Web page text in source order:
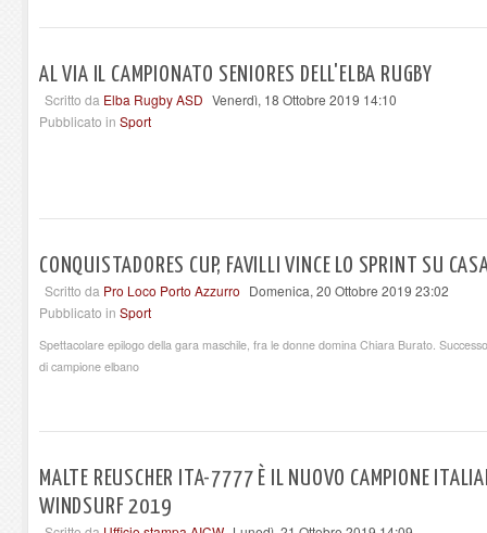
AL VIA IL CAMPIONATO SENIORES DELL'ELBA RUGBY
Scritto da Elba Rugby ASD Venerdì, 18 Ottobre 2019 14:10
Pubblicato in Sport
CONQUISTADORES CUP, FAVILLI VINCE LO SPRINT SU
Scritto da Pro Loco Porto Azzurro Domenica, 20 Ottobre 2019 23:02
Pubblicato in Sport
Spettacolare epilogo della gara maschile, fra le donne domina Chiara Burato.
di campione elbano
MALTE REUSCHER ITA-7777 È IL NUOVO CAMPIONE
WINDSURF 2019